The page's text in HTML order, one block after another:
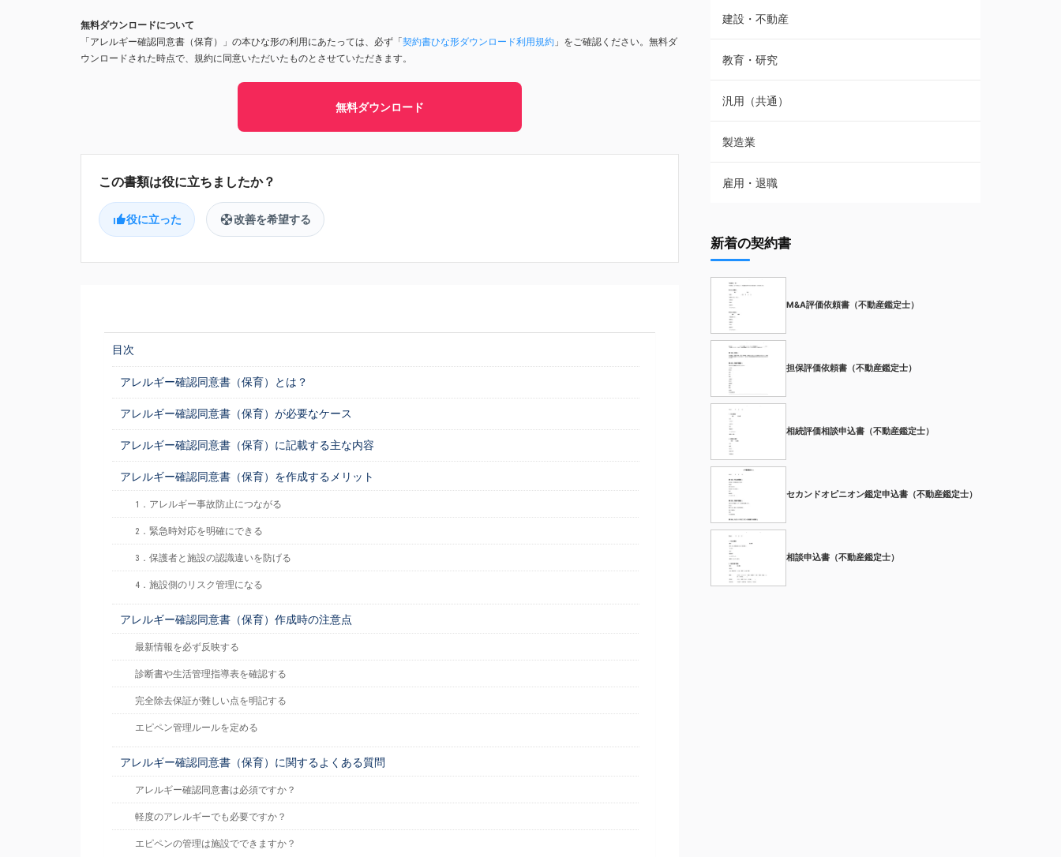
無料ダウンロードについて
「アレルギー確認同意書（保育）」の本ひな形の利用にあたっては、必ず「契約書ひな形ダウンロード利用規約 」をご確認ください。無料ダ
ウンロードされた時点で、規約に同意いただいたものとさせていただきます。
無料ダウンロード
役に立った 改善を希望する
目次
アレルギー確認同意書（保育）とは？
アレルギー確認同意書（保育）が必要なケース
アレルギー確認同意書（保育）に記載する主な内容
アレルギー確認同意書（保育）を作成するメリット
1．アレルギー事故防止につながる
2．緊急時対応を明確にできる
3．保護者と施設の認識違いを防げる
4．施設側のリスク管理になる
アレルギー確認同意書（保育）作成時の注意点
最新情報を必ず反映する
診断書や生活管理指導表を確認する
完全除去保証が難しい点を明記する
エピペン管理ルールを定める
アレルギー確認同意書（保育）に関するよくある質問
アレルギー確認同意書は必須ですか？
軽度のアレルギーでも必要ですか？
エピペンの管理は施設でできますか？
建設・不動産
教育・研究
汎用（共通）
製造業
雇用・退職
新着の契約書
M&A評価依頼書（不動産鑑定士）
担保評価依頼書（不動産鑑定士）
相続評価相談申込書（不動産鑑定士）
セカンドオピニオン鑑定申込書（不動産鑑定士）
相談申込書（不動産鑑定士）